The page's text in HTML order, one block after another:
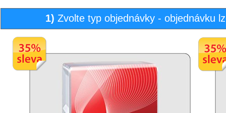
1) Zvolte typ objednávky - objednávku